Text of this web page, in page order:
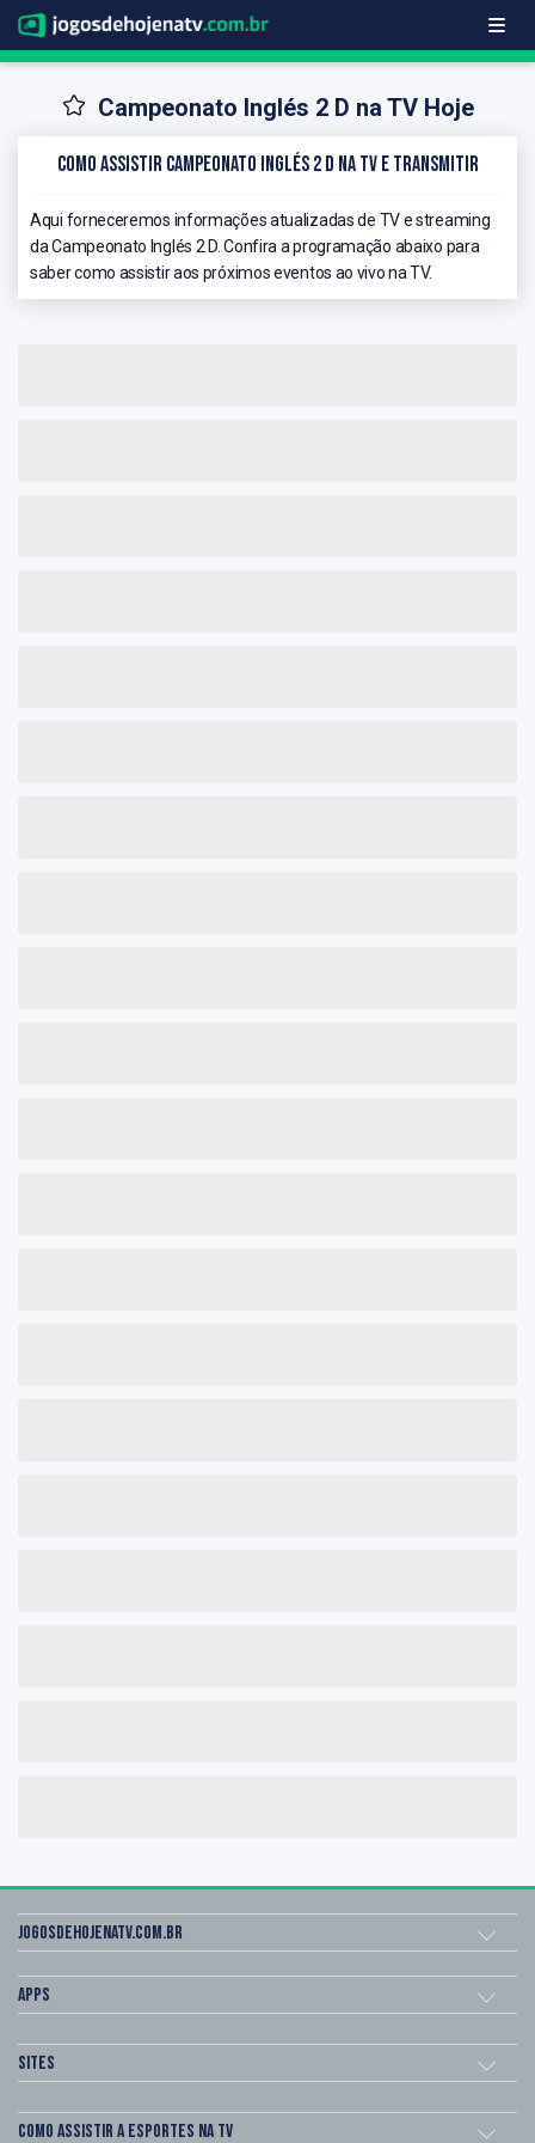
Campeonato Inglés 2 D na TV Hoje
Como Assistir Campeonato Inglés 2 D na TV e Transmitir
Aqui forneceremos informações atualizadas de TV e streaming
da Campeonato Inglés 2 D. Confira a programação abaixo para
saber como assistir aos próximos eventos ao vivo na TV.
Jogosdehojenatv.com.br
Apps
Sites
Como assistir a esportes na TV